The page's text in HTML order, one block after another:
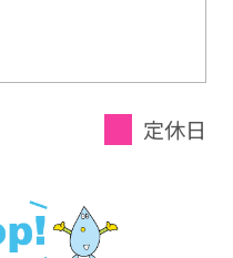
定休日